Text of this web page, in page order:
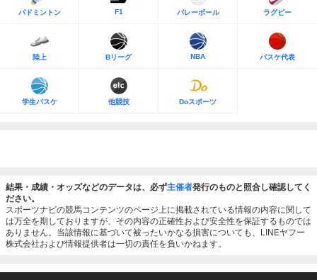
バドミントン F1 バレーボール ラグビー
陸上 Bリーグ NBA バスケ代表
学生バスケ 他競技 Doスポーツ
結果・成績・オッズなどのデータは、必ず主催者発行のものと照合し確認してく
ださい。
スポーツナビの競馬コンテンツのページ上に掲載されている情報の内容に関して
は万全を期しておりますが、その内容の正確性および安全性を保証するものでは
ありません。当該情報に基づいて被ったいかなる損害についても、LINEヤフー
株式会社および情報提供者は一切の責任を負いかねます。